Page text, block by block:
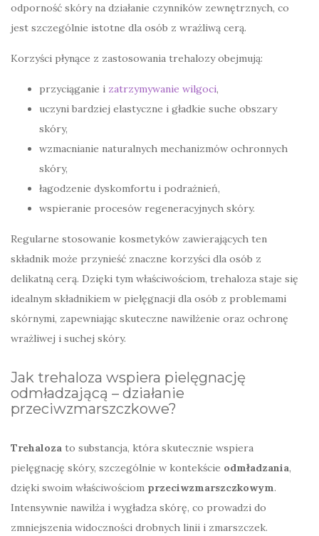
odporność skóry na działanie czynników zewnętrznych, co
jest szczególnie istotne dla osób z wrażliwą cerą.
Korzyści płynące z zastosowania trehalozy obejmują:
przyciąganie i zatrzymywanie wilgoci,
uczyni bardziej elastyczne i gładkie suche obszary
skóry,
wzmacnianie naturalnych mechanizmów ochronnych
skóry,
łagodzenie dyskomfortu i podrażnień,
wspieranie procesów regeneracyjnych skóry.
Regularne stosowanie kosmetyków zawierających ten
składnik może przynieść znaczne korzyści dla osób z
delikatną cerą. Dzięki tym właściwościom, trehaloza staje się
idealnym składnikiem w pielęgnacji dla osób z problemami
skórnymi, zapewniając skuteczne nawilżenie oraz ochronę
wrażliwej i suchej skóry.
Jak trehaloza wspiera pielęgnację
odmładzającą – działanie
przeciwzmarszczkowe?
Trehaloza to substancja, która skutecznie wspiera
pielęgnację skóry, szczególnie w kontekście odmładzania,
dzięki swoim właściwościom przeciwzmarszczkowym.
Intensywnie nawilża i wygładza skórę, co prowadzi do
zmniejszenia widoczności drobnych linii i zmarszczek.